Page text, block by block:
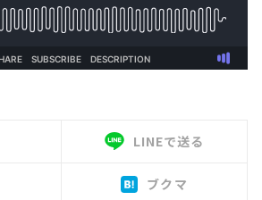
LINEで送る
ブクマ